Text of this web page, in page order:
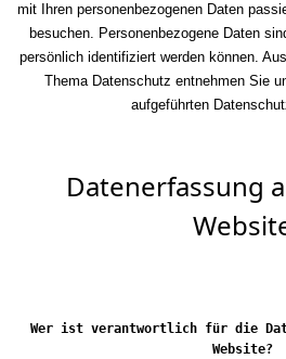
mit Ihren personenbezogenen Daten
besuchen. Personenbezogene Daten
persönlich identifiziert werden können.
Thema Datenschutz entnehmen Sie
aufgeführten
Datenerfassung
Wer ist verantwortlich für die
Website?